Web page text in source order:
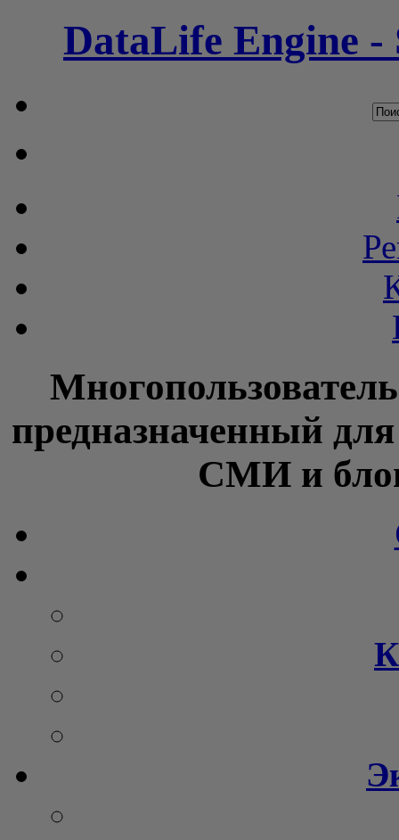
DataLife Engine -
предназначенный
СМИ и